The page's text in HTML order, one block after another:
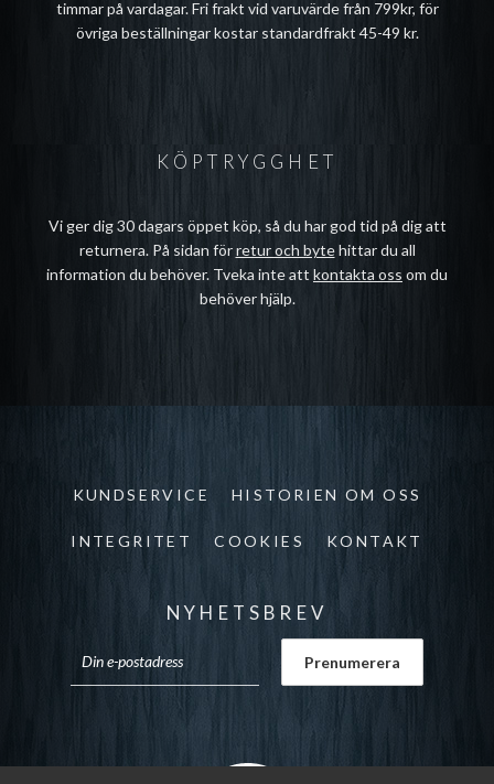
timmar på vardagar. Fri frakt vid varuvärde från 799kr, för
övriga beställningar kostar standardfrakt 45-49 kr.
KÖPTRYGGHET
Vi ger dig 30 dagars öppet köp, så du har god tid på dig att
returnera. På sidan förretur och bytehittar du all
information du behöver. Tveka inte att kontakta oss om du
behöver hjälp.
KUNDSERVICE HISTORIEN OM OSS
INTEGRITET COOKIES KONTAKT
NYHETSBREV